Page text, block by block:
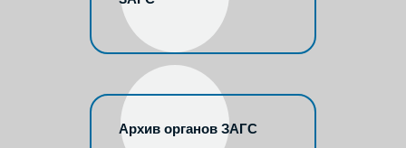
Архив органов ЗАГС